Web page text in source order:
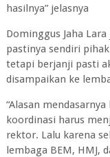
hasilnya” jelasnya
Dominggus Jaha
pastinya sendiri
tetapi berjanji pasti
disampaikan ke
“Alasan
koordinasi harus
rektor. Lalu karena
lembaga BEM, HMJ,